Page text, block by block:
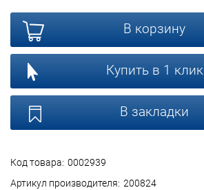
Код товара: 0002939
Артикул производителя: 200824
В корзину
Купить в 1 клик
В закладки